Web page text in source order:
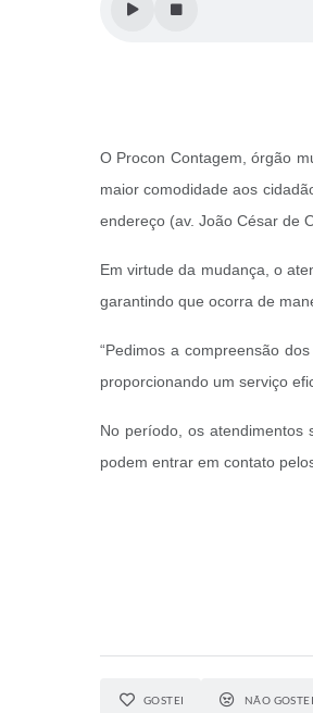
O Procon Contagem, órgão
maior comodidade aos
endereço (av. João César de
Em virtude da mudança, o
garantindo que ocorra de
“Pedimos a compreensão
proporcionando um serviço
No período, os atendimentos
podem entrar em contato
GOSTEI NÃO GOSTEI